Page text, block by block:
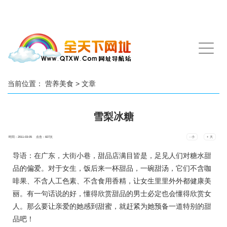
手
机
当前位置： 营养美食 > 文章
雪梨冰糖
时间：2011-03-05 点击：827次 - 小 + 大
导语：在广东，大街小巷，甜品店满目皆是，足见人们对糖水甜
品的偏爱。对于女生，饭后来一杯甜品，一碗甜汤，它们不含咖
啡果、不含人工色素、不含食用香精，让女生里里外外都健康美
丽。有一句话说的好，懂得欣赏甜品的男士必定也会懂得欣赏女
人。那么要让亲爱的她感到甜蜜，就赶紧为她预备一道特别的甜
品吧！